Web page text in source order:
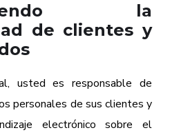
la
de clientes y
usted es responsable de
personales de sus clientes y
electrónico sobre el